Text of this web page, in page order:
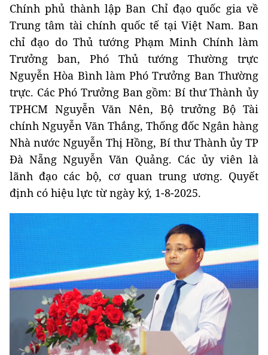
Chính phủ thành lập Ban Chỉ đạo quốc gia về
Trung tâm tài chính quốc tế tại Việt Nam. Ban
chỉ đạo do Thủ tướng Phạm Minh Chính làm
Trưởng ban, Phó Thủ tướng Thường trực
Nguyễn Hòa Bình làm Phó Trưởng Ban Thường
trực. Các Phó Trưởng Ban gồm: Bí thư Thành ủy
TPHCM Nguyễn Văn Nên, Bộ trưởng Bộ Tài
chính Nguyễn Văn Thắng, Thống đốc Ngân hàng
Nhà nước Nguyễn Thị Hồng, Bí thư Thành ủy TP
Đà Nẵng Nguyễn Văn Quảng. Các ủy viên là
lãnh đạo các bộ, cơ quan trung ương. Quyết
định có hiệu lực từ ngày ký, 1-8-2025.